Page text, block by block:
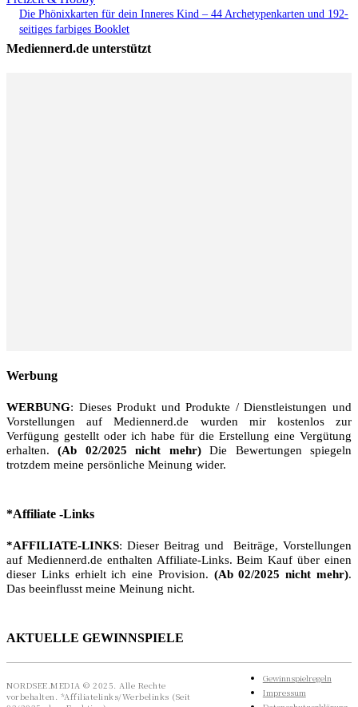
Die Phönixkarten für dein Inneres Kind – 44 Archetypenkarten und 192-
seitiges farbiges Booklet
Mediennerd.de unterstützt
Werbung
WERBUNG: Dieses Produkt und Produkte / Dienstleistungen und
Vorstellungen auf Mediennerd.de wurden mir kostenlos zur
Verfügung gestellt oder ich habe für die Erstellung eine Vergütung
erhalten.(Ab 02/2025 nicht mehr)Die Bewertungen spiegeln
trotzdem meine persönliche Meinung wider.
*Affiliate -Links
*AFFILIATE-LINKS: Dieser Beitrag und Beiträge, Vorstellungen
auf Mediennerd.de enthalten Affiliate-Links. Beim Kauf über einen
dieser Links erhielt ich eine Provision. (Ab 02/2025 nicht mehr).
Das beeinflusst meine Meinung nicht.
AKTUELLE GEWINNSPIELE
NORDSEE.MEDIA © 2025. Alle Rechte
vorbehalten. *Affiliatelinks/Werbelinks (Seit
Gewinnspielregeln
Impressum